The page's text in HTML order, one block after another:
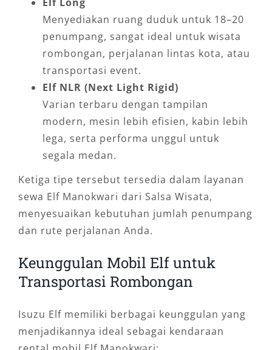
Menyediakan ruang duduk untuk 18–20
penumpang, sangat ideal untuk wisata
rombongan, perjalanan lintas kota, atau
transportasi event.
Elf NLR (Next Light Rigid)
Varian terbaru dengan tampilan
modern, mesin lebih efisien, kabin lebih
lega, serta performa unggul untuk
segala medan.
Ketiga tipe tersebut tersedia dalam layanan
sewa Elf Manokwari dari Salsa Wisata,
menyesuaikan kebutuhan jumlah penumpang
dan rute perjalanan Anda.
Keunggulan Mobil Elf untuk
Transportasi Rombongan
Isuzu Elf memiliki berbagai keunggulan yang
menjadikannya ideal sebagai kendaraan